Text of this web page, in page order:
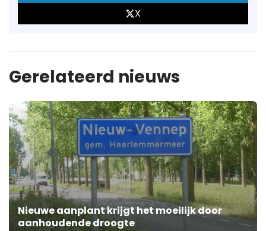
X
Gerelateerd nieuws
Nieuwe aanplant krijgt het moeilijk door
aanhoudende droogte